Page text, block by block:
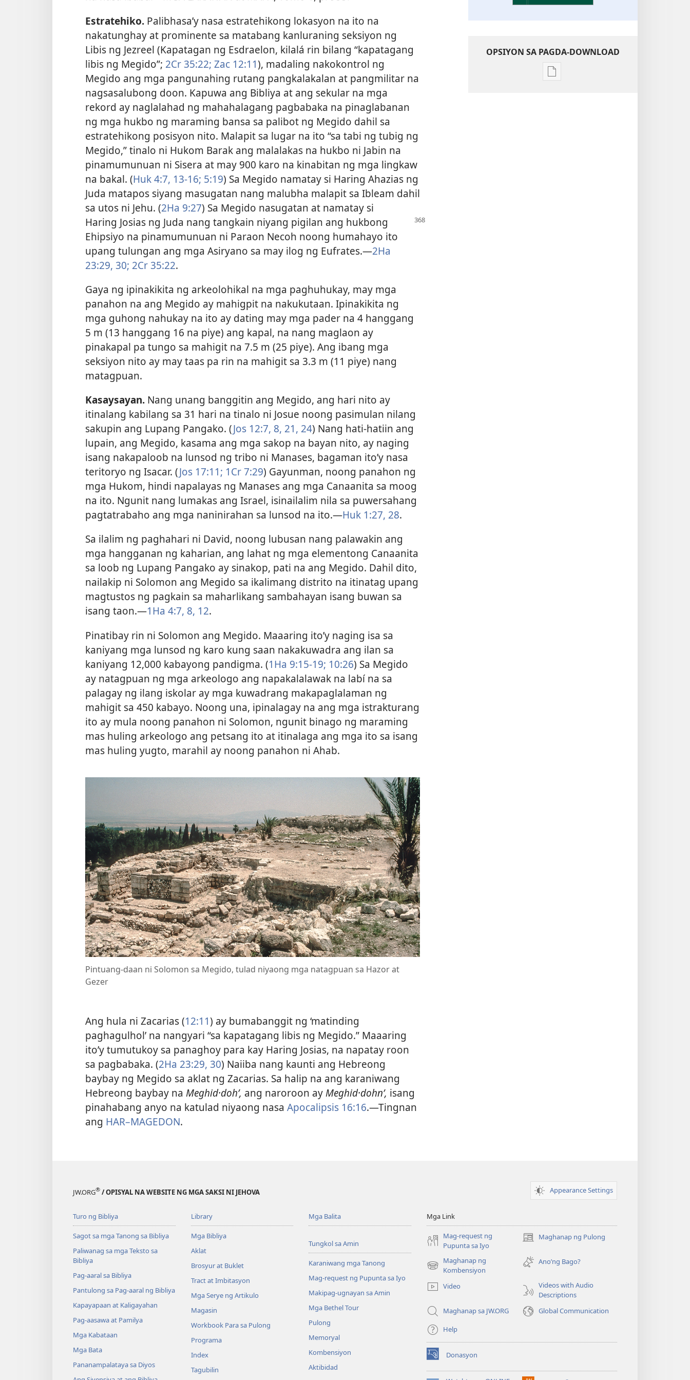
Estratehiko. Palibhasa’y nasa estratehikong lokasyon na ito na
nakatunghay at prominente sa matabang kanluraning seksiyon ng
Libis ng Jezreel (Kapatagan ng Esdraelon, kilalá rin bilang “kapatagang
libis ng Megido”; 2Cr 35:22; Zac 12:11), madaling nakokontrol ng
Megido ang mga pangunahing rutang pangkalakalan at pangmilitar na
nagsasalubong doon. Kapuwa ang Bibliya at ang sekular na mga
rekord ay naglalahad ng mahahalagang pagbabaka na pinaglabanan
ng mga hukbo ng maraming bansa sa palibot ng Megido dahil sa
estratehikong posisyon nito. Malapit sa lugar na ito “sa tabi ng tubig ng
Megido,” tinalo ni Hukom Barak ang malalakas na hukbo ni Jabin na
pinamumunuan ni Sisera at may 900 karo na kinabitan ng mga lingkaw
na bakal. (Huk 4:7, 13-16; 5:19) Sa Megido namatay si Haring Ahazias ng
Juda matapos siyang masugatan nang malubha malapit sa Ibleam dahil
sa utos ni Jehu. (2Ha 9:27) Sa Megido nasugatan at namatay si
Haring Josias ng Juda nang tangkain niyang pigilan ang hukbong
Ehipsiyo na pinamumunuan ni Paraon Necoh noong humahayo ito
upang tulungan ang mga Asiryano sa may ilog ng Eufrates.​—2Ha
23:29, 30; 2Cr 35:22.
Gaya ng ipinakikita ng arkeolohikal na mga paghuhukay, may mga
panahon na ang Megido ay mahigpit na nakukutaan. Ipinakikita ng
mga guhong nahukay na ito ay dating may mga pader na 4 hanggang
5 m (13 hanggang 16 na piye) ang kapal, na nang maglaon ay
pinakapal pa tungo sa mahigit na 7.5 m (25 piye). Ang ibang mga
seksiyon nito ay may taas pa rin na mahigit sa 3.3 m (11 piye) nang
matagpuan.
Kasaysayan. Nang unang banggitin ang Megido, ang hari nito ay
itinalang kabilang sa 31 hari na tinalo ni Josue noong pasimulan nilang
sakupin ang Lupang Pangako. (Jos 12:7, 8, 21, 24) Nang hati-hatiin ang
lupain, ang Megido, kasama ang mga sakop na bayan nito, ay naging
isang nakapaloob na lunsod ng tribo ni Manases, bagaman ito’y nasa
teritoryo ng Isacar. (Jos 17:11; 1Cr 7:29) Gayunman, noong panahon ng
mga Hukom, hindi napalayas ng Manases ang mga Canaanita sa moog
na ito. Ngunit nang lumakas ang Israel, isinailalim nila sa puwersahang
pagtatrabaho ang mga naninirahan sa lunsod na ito.​—Huk 1:27, 28.
Sa ilalim ng paghahari ni David, noong lubusan nang palawakin ang
mga hangganan ng kaharian, ang lahat ng mga elementong Canaanita
sa loob ng Lupang Pangako ay sinakop, pati na ang Megido. Dahil dito,
nailakip ni Solomon ang Megido sa ikalimang distrito na itinatag upang
magtustos ng pagkain sa maharlikang sambahayan isang buwan sa
isang taon.​—1Ha 4:7, 8, 12.
Pinatibay rin ni Solomon ang Megido. Maaaring ito’y naging isa sa
kaniyang mga lunsod ng karo kung saan nakakuwadra ang ilan sa
kaniyang 12,000 kabayong pandigma. (1Ha 9:15-19; 10:26) Sa Megido
ay natagpuan ng mga arkeologo ang napakalalawak na labí na sa
palagay ng ilang iskolar ay mga kuwadrang makapaglalaman ng
mahigit sa 450 kabayo. Noong una, ipinalagay na ang mga istrakturang
ito ay mula noong panahon ni Solomon, ngunit binago ng maraming
mas huling arkeologo ang petsang ito at itinalaga ang mga ito sa isang
mas huling yugto, marahil ay noong panahon ni Ahab.
Pintuang-daan ni Solomon sa Megido, tulad niyaong mga natagpuan sa Hazor at
Gezer
Ang hula ni Zacarias (12:11) ay bumabanggit ng ‘matinding
paghagulhol’ na nangyari “sa kapatagang libis ng Megido.” Maaaring
ito’y tumutukoy sa panaghoy para kay Haring Josias, na napatay roon
sa pagbabaka. (2Ha 23:29, 30) Naiiba nang kaunti ang Hebreong
baybay ng Megido sa aklat ng Zacarias. Sa halip na ang karaniwang
Hebreong baybay na Meghid·dohʹ, ang naroroon ayMeghid·dohnʹ, isang
pinahabang anyo na katulad niyaong nasa Apocalipsis 16:16.​—Tingnan
ang HAR–MAGEDON.
OPSIYON SA PAGDA-DOWNLOAD
Opsiyon
JW.ORG® / OPISYAL NA WEBSITE NG MGA SAKSI NI JEHOVA Appearance Settings
Turo ng Bibliya
Sagot sa mga Tanong sa Bibliya
Paliwanag sa mga Teksto sa
Bibliya
Pag-aaral sa Bibliya
Pantulong sa Pag-aaral ng Bibliya
Kapayapaan at Kaligayahan
Pag-aasawa at Pamilya
Mga Kabataan
Mga Bata
Pananampalataya sa Diyos
Library
Mga Bibliya
Aklat
Brosyur at Buklet
Tract at Imbitasyon
Mga Serye ng Artikulo
Magasin
Workbook Para sa Pulong
Programa
Index
Tagubilin
Mga Balita
Tungkol sa Amin
Karaniwang mga Tanong
Mag-request ng Pupunta sa Iyo
Makipag-ugnayan sa Amin
Mga Bethel Tour
Pulong
Memoryal
Kombensiyon
Aktibidad
Mga Link
Mag-request ng
Pupunta sa Iyo
Maghanap ng Pulong
(may
na
window)
Maghanap ng
Kombensiyon
(may
na
window)
Ano’ng Bago?
Video
Videos with Audio
Descriptions
Maghanap sa JW.ORG
Global Communication
Help
Donasyon
(may
bubukas